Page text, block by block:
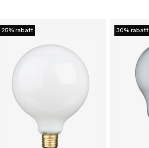
25% rabatt 30% rabatt